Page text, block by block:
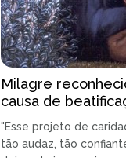
Milagre
causa de
"Esse projeto de
tão audaz, tão